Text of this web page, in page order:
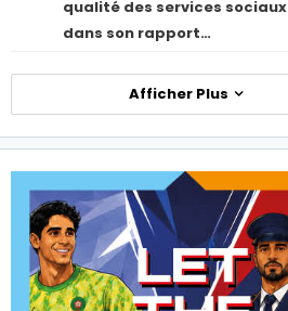
qualité des services sociaux
dans son rapport…
Afficher Plus